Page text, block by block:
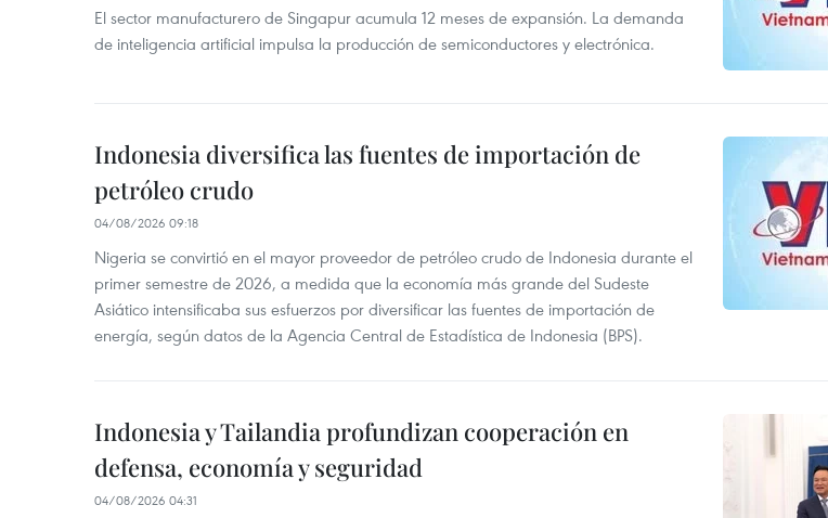
El sector manufacturero de Singapur acumula 12 meses de expansión. La demanda
de inteligencia artificial impulsa la producción de semiconductores y electrónica.
Indonesia diversifica las fuentes de importación de
petróleo crudo
04/08/2026 09:18
Nigeria se convirtió en el mayor proveedor de petróleo crudo de Indonesia durante el
primer semestre de 2026, a medida que la economía más grande del Sudeste
Asiático intensificaba sus esfuerzos por diversificar las fuentes de importación de
energía, según datos de la Agencia Central de Estadística de Indonesia (BPS).
Indonesia y Tailandia profundizan cooperación en
defensa, economía y seguridad
04/08/2026 04:31